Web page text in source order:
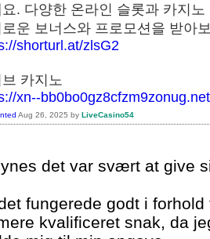
요. 다양한 온라인 슬롯과 카지
로운 보너스와 프로모션을
shorturl.at/zlsG2
브 카지노
xn--bb0bo0gz8cfzm9zonug.net
Aug 26, 2025 by LiveCasino54
det var svært at give
fungerede godt i
kvalificeret snak, da